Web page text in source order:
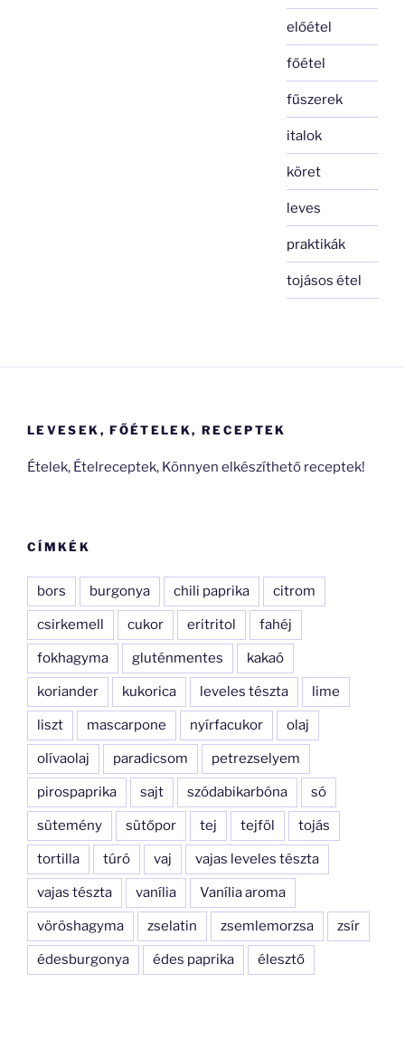
előétel
főétel
fűszerek
italok
köret
leves
praktikák
tojásos étel
LEVESEK, FŐÉTELEK, RECEPTEK
Ételek, Ételreceptek, Könnyen elkészíthető receptek!
CÍMKÉK
bors burgonya chili paprika citrom
csirkemell cukor eritritol fahéj
fokhagyma gluténmentes kakaó
koriander kukorica leveles tészta lime
liszt mascarpone nyírfacukor olaj
olívaolaj paradicsom petrezselyem
pirospaprika sajt szódabikarbóna só
sütemény sütőpor tej tejföl tojás
tortilla túró vaj vajas leveles tészta
vajas tészta vanília Vanília aroma
vöröshagyma zselatin zsemlemorzsa zsír
édesburgonya édes paprika élesztő